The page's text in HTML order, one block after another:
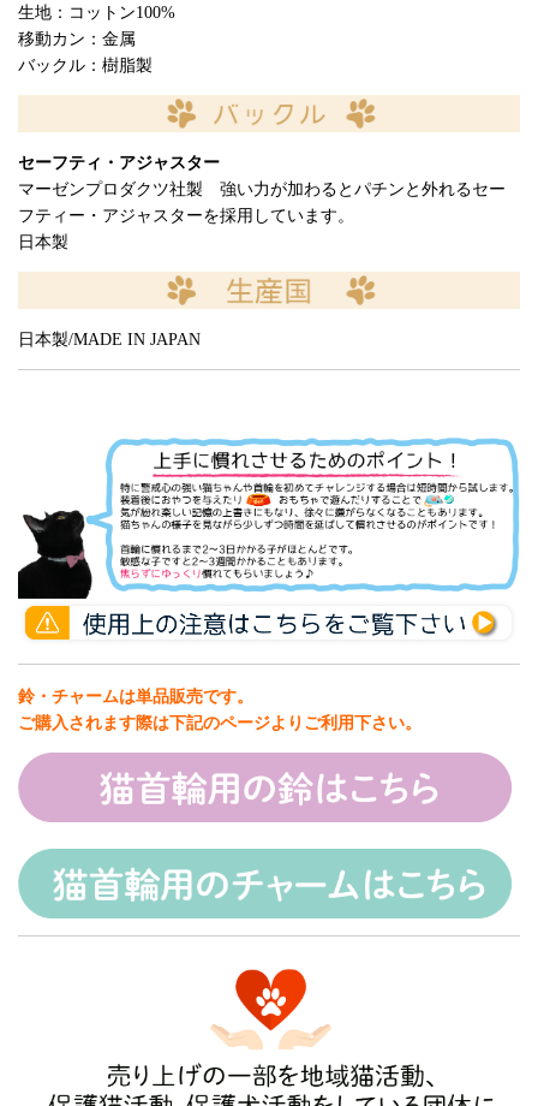
生地：コットン100%
移動カン：金属
バックル：樹脂製
セーフティ・アジャスター
マーゼンプロダクツ社製 強い力が加わるとパチンと外れるセー
フティー・アジャスターを採用しています。
日本製
日本製/MADE IN JAPAN
鈴・チャームは単品販売です。
ご購入されます際は下記のページよりご利用下さい。